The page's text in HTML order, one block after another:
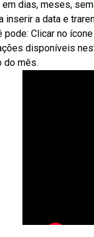
dias, meses,
inserir a data e
pode: Clicar no
disponíveis
do mês.